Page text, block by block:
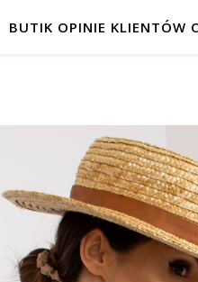
BUTIK OPINIE KLIENTÓW